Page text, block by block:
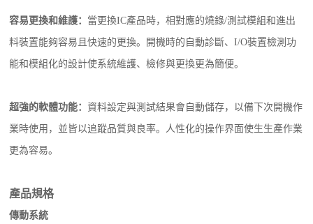
容易更換和維護： 當更換IC產品時，相對應的燒錄/測試模組和進出
料裝置能夠容易且快速的更換。開機時的自動診斷、I/O裝置檢測功
能和模組化的設計使系統維護、檢修與更換更為簡便。
超強的軟體功能：資料設定與測試結果會自動儲存，以備下次開機作
業時使用，並皆以追蹤品質與良率。人性化的操作界面使生生產作業
更為容易。
產品規格
傳動系統